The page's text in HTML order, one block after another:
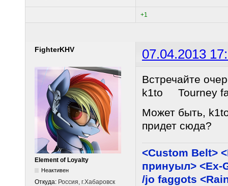
+1
FighterKHV 07.04.2013
Element of Loyalty
Неактивен
Откуда: Россия, г.Хабаровск
Встречайте
k1to Tourney
Может быть,
придет сюда?
<Custom Belt>
принуыл> <Ex-
/jo faggots